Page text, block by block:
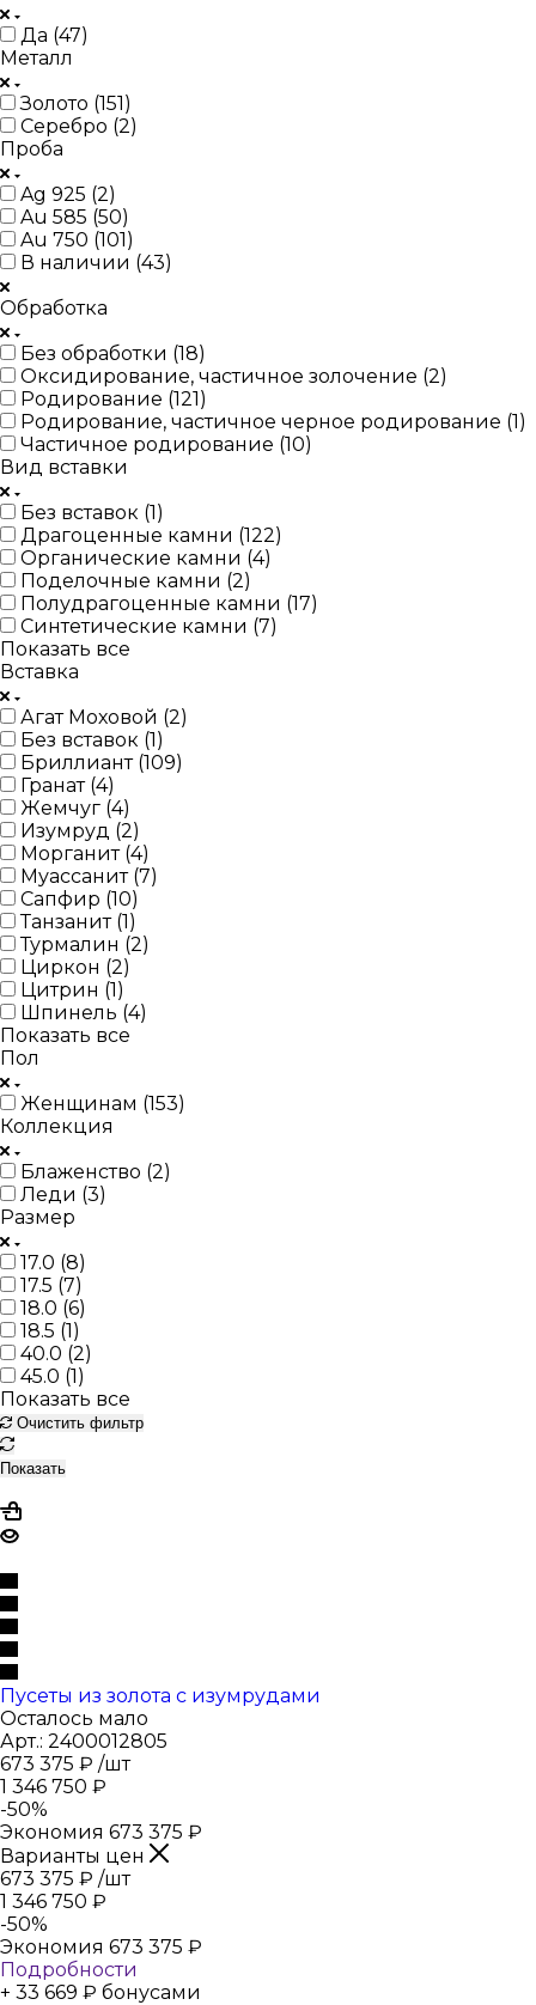
Да (47)
Металл
Золото (151)
Серебро (2)
Проба
Ag 925 (2)
Au 585 (50)
Au 750 (101)
В наличии (43)
Обработка
Без обработки (18)
Оксидирование, частичное золочение (2)
Родирование (121)
Родирование, частичное черное родирование (1)
Частичное родирование (10)
Вид вставки
Без вставок (1)
Драгоценные камни (122)
Органические камни (4)
Поделочные камни (2)
Полудрагоценные камни (17)
Синтетические камни (7)
Показать все
Вставка
Агат Моховой (2)
Без вставок (1)
Бриллиант (109)
Гранат (4)
Жемчуг (4)
Изумруд (2)
Морганит (4)
Муассанит (7)
Сапфир (10)
Танзанит (1)
Турмалин (2)
Циркон (2)
Цитрин (1)
Шпинель (4)
Показать все
Пол
Женщинам (153)
Коллекция
Блаженство (2)
Леди (3)
Размер
17.0 (8)
17.5 (7)
18.0 (6)
18.5 (1)
40.0 (2)
45.0 (1)
Показать все
Очистить фильтр
Показать
Пусеты из золота с изумрудами
Осталось мало
Арт.: 2400012805
673 375 ₽ /шт
1 346 750 ₽
-50%
Экономия 673 375 ₽
Варианты цен
673 375 ₽ /шт
1 346 750 ₽
-50%
Экономия 673 375 ₽
Подробности
+ 33 669 ₽ бонусами